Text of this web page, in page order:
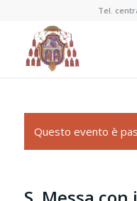
Tel.
Questo evento è